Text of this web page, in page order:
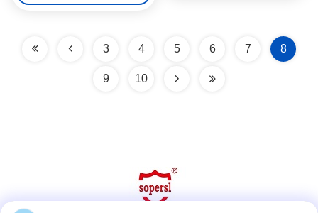
3 4 5 6 7 8
9 10